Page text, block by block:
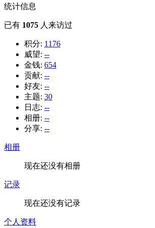
统计信息
已有 1075 人来访过
积分: 1176
威望: --
金钱: 654
贡献: --
好友: --
主题: 30
日志: --
相册: --
分享: --
相册
现在还没有相册
记录
现在还没有记录
个人资料